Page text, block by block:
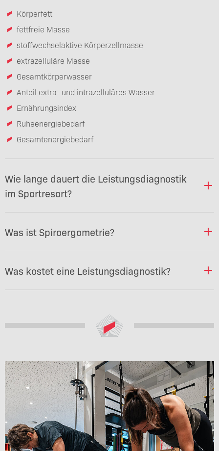
Körperfett
fettfreie Masse
stoffwechselaktive Körperzellmasse
extrazelluläre Masse
Gesamtkörperwasser
Anteil extra- und intrazelluläres Wasser
Ernährungsindex
Ruheenergiebedarf
Gesamtenergiebedarf
Wie lange dauert die Leistungsdiagnostik
im Sportresort?
Was ist Spiroergometrie?
Was kostet eine Leistungsdiagnostik?